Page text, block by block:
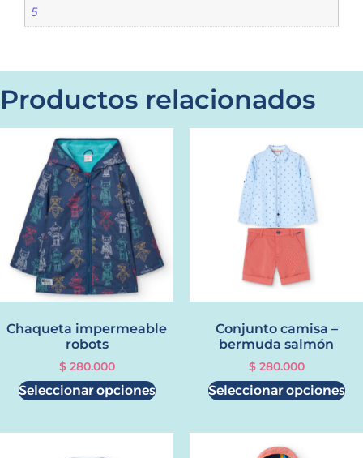
5
Productos relacionados
Chaqueta impermeable
robots
$280.000
Seleccionar opciones
Conjunto camisa –
bermuda salmón
$280.000
Seleccionar opciones